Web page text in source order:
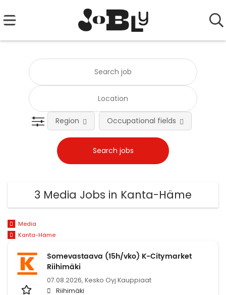
Region Occupational fields
3 Media Jobs in Kanta-Häme
Media
Kanta-Häme
Somevastaava (15h/vko) K-Citymarket
Riihimäki
07.08.2026, Kesko Oyj Kauppiaat
Riihimäki